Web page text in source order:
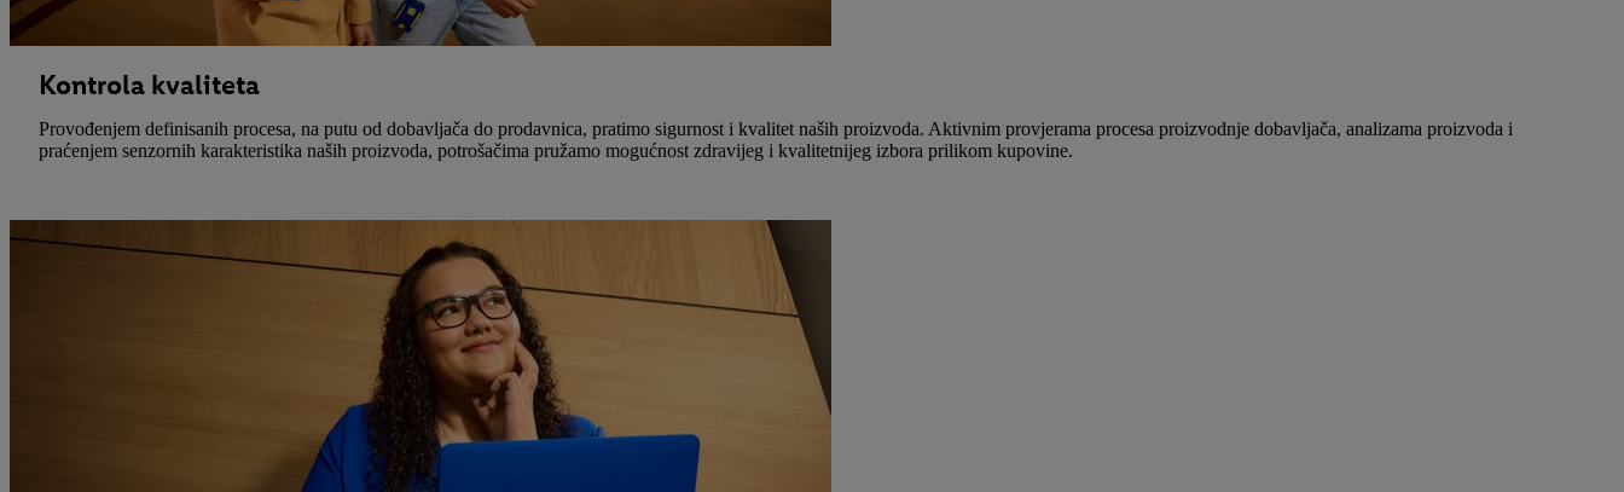
Kontrola kvaliteta
Provođenjem definisanih procesa, na putu od dobavljača do prodavnica, pratimo sigurnost i kvalitet naših proizvoda. Aktivnim provjerama procesa proizvodnje dobavljača, analizama proizvoda i
praćenjem senzornih karakteristika naših proizvoda, potrošačima pružamo mogućnost zdravijeg i kvalitetnijeg izbora prilikom kupovine.